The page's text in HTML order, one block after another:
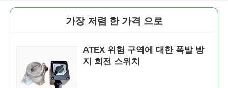
가장 저렴 한 가격 으로
ATEX 위험 구역에 대한 폭발 방
지 회전 스위치